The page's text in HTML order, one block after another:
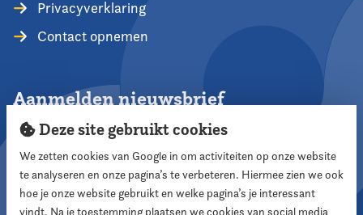
Privacyverklaring
Contact opnemen
Aanmelden nieuwsbrief
Aanmelden
Deze site gebruikt cookies
We zetten cookies van Google in om activiteiten op onze website
te analyseren en onze pagina’s te verbeteren. Hiermee zien we ook
hoe je onze website gebruikt en welke pagina’s je interessant
vindt. Na je toestemming plaatsen we cookies van social media